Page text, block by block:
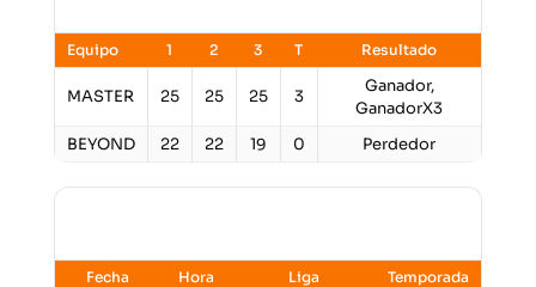
Equipo 1 2 3 T Resultado
MASTER 25 25 25 3
Ganador,
GanadorX3
BEYOND
22 22 19 0 Perdedor
Fecha Hora Liga Temporada